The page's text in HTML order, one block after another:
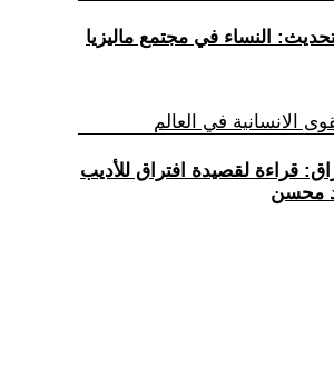
النساء في مجتمع ماليزيا
الانسانية في العالم
قراءة لقصيدة افتراق للأديب
محسن